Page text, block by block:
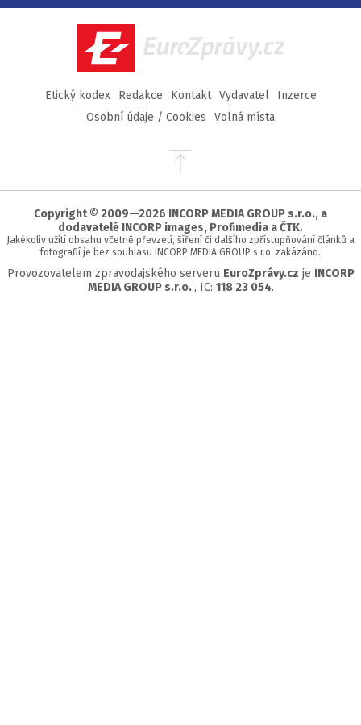
Facebook
TwitterInstagram
YouTube
EuroZprávy.cz
Etický kodex Redakce Kontakt Vydavatel
Inzerce
Osobní údaje / Cookies
Volná místa
Přejít
stránky
Copyright © 2009—2026 INCORP MEDIA GROUP s.r.o., a
dodavatelé INCORP images, Profimedia a ČTK.
Jakékoliv užití obsahu včetně převzetí, šíření či dalšího zpřístupňování článků a
fotografií je bez souhlasu INCORP MEDIA GROUP s.r.o. zakázáno.
Provozovatelem zpravodajského serveru EuroZprávy.cz je INCORP
MEDIA GROUP s.r.o. , IC: 118 23 054.